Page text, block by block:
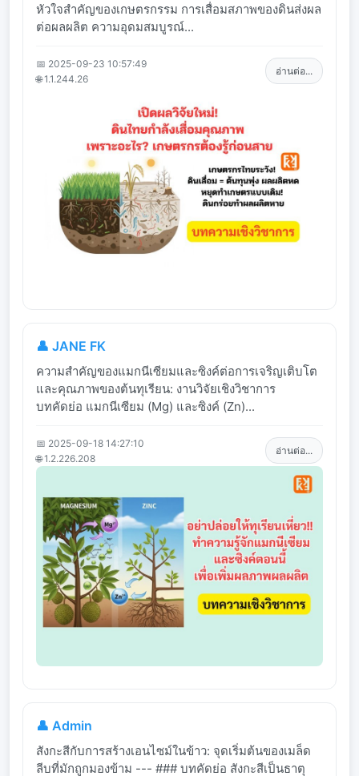
หัวใจสำคัญของเกษตรกรรม การเสื่อมสภาพของดินส่งผล
ต่อผลผลิต ความอุดมสมบูรณ์...
📅 2025-09-23 10:57:49
🌐 1.1.244.26
อ่านต่อ...
👤 JANE FK
ความสำคัญของแมกนีเซียมและซิงค์ต่อการเจริญเติบโต
และคุณภาพของต้นทุเรียน: งานวิจัยเชิงวิชาการ
บทคัดย่อ แมกนีเซียม (Mg) และซิงค์ (Zn)...
📅 2025-09-18 14:27:10
🌐 1.2.226.208
อ่านต่อ...
👤 Admin
สังกะสีกับการสร้างเอนไซม์ในข้าว: จุดเริ่มต้นของเมล็ด
ลีบที่มักถูกมองข้าม --- ### บทคัดย่อ สังกะสีเป็นธาตุ